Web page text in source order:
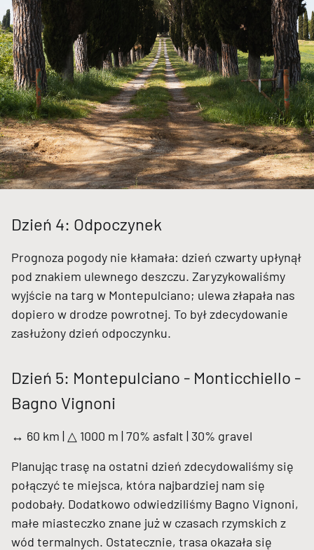
Dzień 4: Odpoczynek
Prognoza pogody nie kłamała: dzień czwarty upłynął
pod znakiem ulewnego deszczu. Zaryzykowaliśmy
wyjście na targ w Montepulciano; ulewa złapała nas
dopiero w drodze powrotnej. To był zdecydowanie
zasłużony dzień odpoczynku.
Dzień 5: Montepulciano - Monticchiello -
Bagno Vignoni
↔ 60 km | △ 1000 m | 70% asfalt | 30% gravel
Planując trasę na ostatni dzień zdecydowaliśmy się
połączyć te miejsca, która najbardziej nam się
podobały. Dodatkowo odwiedziliśmy Bagno Vignoni,
małe miasteczko znane już w czasach rzymskich z
wód termalnych. Ostatecznie, trasa okazała się